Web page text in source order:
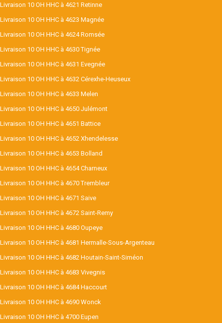
Livraison 10 OH HHC à 4621 Retinne
Livraison 10 OH HHC à 4623 Magnée
Livraison 10 OH HHC à 4624 Romsée
Livraison 10 OH HHC à 4630 Tignée
Livraison 10 OH HHC à 4631 Evegnée
Livraison 10 OH HHC à 4632 Cérexhe-Heuseux
Livraison 10 OH HHC à 4633 Melen
Livraison 10 OH HHC à 4650 Julémont
Livraison 10 OH HHC à 4651 Battice
Livraison 10 OH HHC à 4652 Xhendelesse
Livraison 10 OH HHC à 4653 Bolland
Livraison 10 OH HHC à 4654 Charneux
Livraison 10 OH HHC à 4670 Trembleur
Livraison 10 OH HHC à 4671 Saive
Livraison 10 OH HHC à 4672 Saint-Remy
Livraison 10 OH HHC à 4680 Oupeye
Livraison 10 OH HHC à 4681 Hermalle-Sous-Argenteau
Livraison 10 OH HHC à 4682 Houtain-Saint-Siméon
Livraison 10 OH HHC à 4683 Vivegnis
Livraison 10 OH HHC à 4684 Haccourt
Livraison 10 OH HHC à 4690 Wonck
Livraison 10 OH HHC à 4700 Eupen